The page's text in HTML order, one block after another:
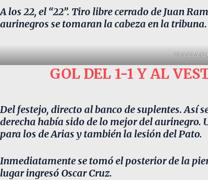
A los 22, el “22”. Tiro libre cerrado de Juan
aurinegros se tomaran la cabeza en la tribuna.
GOL DEL 1-1 Y AL
Del festejo, directo al banco de suplentes. Así
derecha había sido de lo mejor del aurinegro.
para los de Arias y también la lesión del Pato.
Inmediatamente se tomó el posterior de la
lugar ingresó Oscar Cruz.